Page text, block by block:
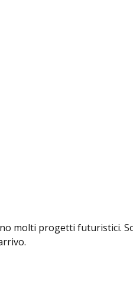
molti progetti futuristici.